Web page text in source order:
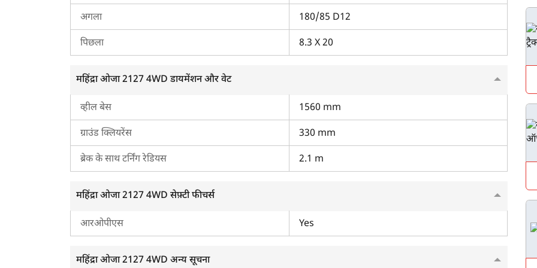
व्हील ड्राइव 4WD
अगला 180/85 D12
पिछला 8.3 X 20
व्हील बेस 1560 mm
ग्राउंड क्लियरेंस 330 mm
ब्रेक के साथ टर्निंग रेडियस 2.1 m
आरओपीएस Yes
पूछताछ के लिए*
अपना पूरा नाम दर्ज करें
ओटीपी भेजें
ओटीपी दर्ज करें